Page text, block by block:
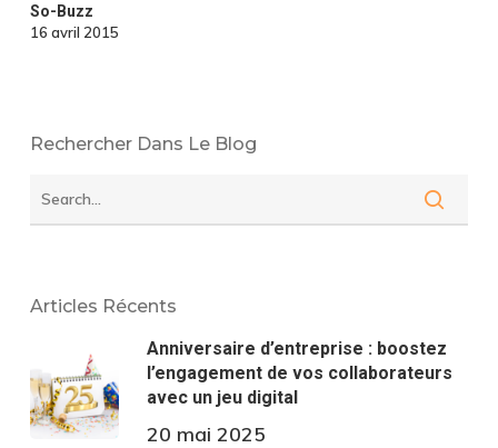
So-Buzz
16 avril 2015
Rechercher Dans Le Blog
Articles Récents
Anniversaire d’entreprise : boostez
l’engagement de vos collaborateurs
avec un jeu digital
20 mai 2025